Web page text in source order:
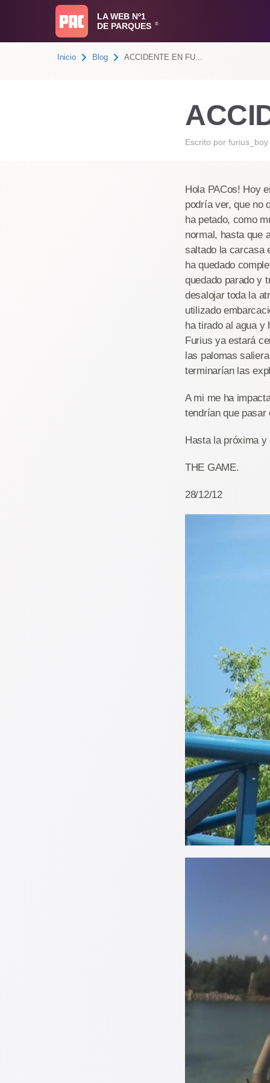
LA WEB Nº1
DE PARQUES
®
Inicio Blog ACCIDENTE EN FU...
Escrito por furius_boy
Hola PACos! Hoy
podría ver, que no
ha petado, como
normal, hasta que
saltado la carcasa
ha quedado
quedado parado y
desalojar toda la
utilizado
ha tirado al agua y
Furius ya estará
las palomas
terminarían las
A mi me ha
tendrían que
Hasta la próxima y
THE GAME.
28/12/12